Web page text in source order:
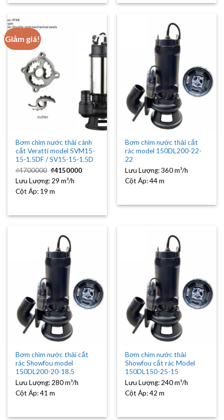
Giảm giá!
Bơm chìm nước thải cánh
cắt Veratti model SVM15-
15-1.5DF / SV15-15-1.5D
₫4700000 Giá
gốc
là:
₫4150000Giá
hiện
Lưu Lượng:29 m³/h
Cột Áp: 19 m
Bơm chìm nước thải cắt
rác model 150DL200-22-
22
Lưu Lượng:360 m³/h
Cột Áp:44 m
Bơm chìm nước thải cắt
rác Showfou model
150DL200-20-18.5
Lưu Lượng: 280 m³/h
Cột Áp:41 m
Bơm chìm nước thải
Showfou cắt rác Model
150DL150-25-15
Lưu Lượng: 240 m³/h
Cột Áp:42 m